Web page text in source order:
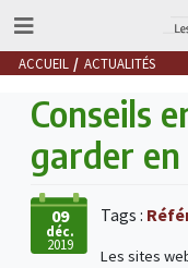
ACCUEIL ACTUALITÉS
Conseils
garder
09
déc.
2019
Tags :
Les sites